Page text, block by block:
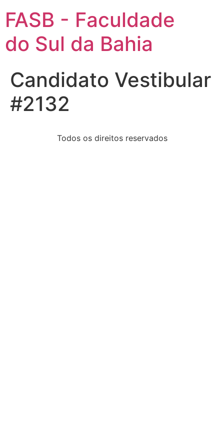
FASB - Faculdade
do Sul da Bahia
Candidato Vestibular
#2132
Todos os direitos reservados